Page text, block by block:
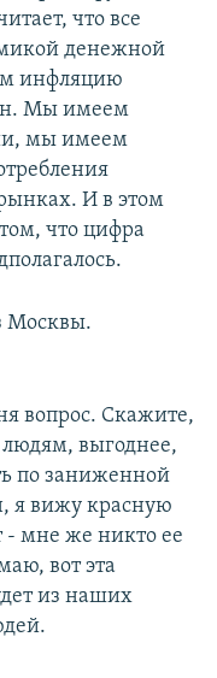
что все
денежной
инфляцию
Мы имеем
мы имеем
И в этом
что цифра
Москвы.
вопрос. Скажите,
выгоднее,
по заниженной
я вижу красную
- мне же никто ее
вот эта
из наших